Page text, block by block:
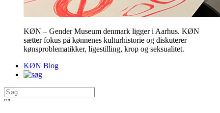
KØN – Gender Museum denmark ligger i Aarhus. KØN
sætter fokus på kønnenes kulturhistorie og diskuterer
kønsproblematikker, ligestilling, krop og seksualitet.
KØN Blog
""